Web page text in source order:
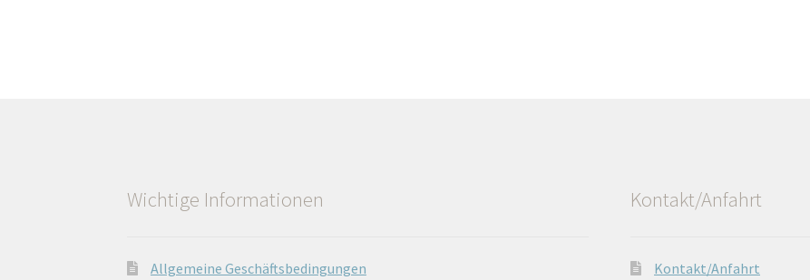
Wichtige Informationen
Allgemeine Geschäftsbedingungen
Kontakt/Anfahrt
Kontakt/Anfahrt